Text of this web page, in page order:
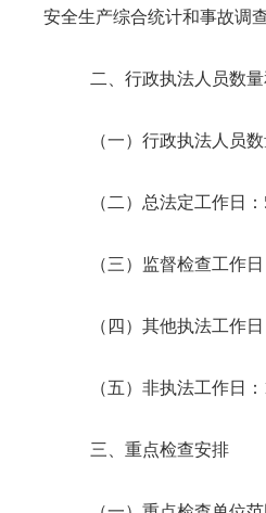
安全生产综合统计和事故调
二、行政执法人员数
（一）行政执法人员
（二）总法定工作日
（三）监督检查工作
（四）其他执法工作
（五）非执法工作日
三、重点检查安排